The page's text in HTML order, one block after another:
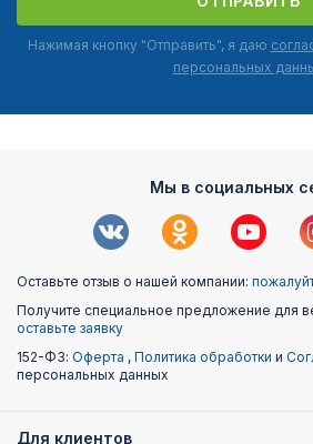
Нажимая кнопку "Отправить", я даю
персональных
Мы в социальных
Оставьте отзыв о нашей компании:
Получите специальное предложение для
оставьте заявку
152-ФЗ: Оферта , Политика обработки и
персональных данных
Для клиентов